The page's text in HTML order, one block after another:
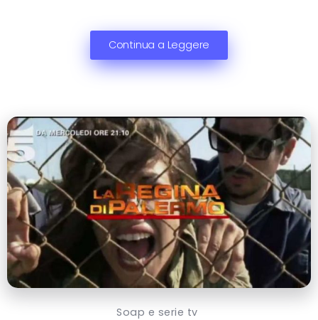
Continua a Leggere
Soap e serie tv